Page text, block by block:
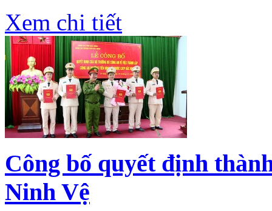
Xem chi tiết
Công bố quyết định
Ninh Vệ